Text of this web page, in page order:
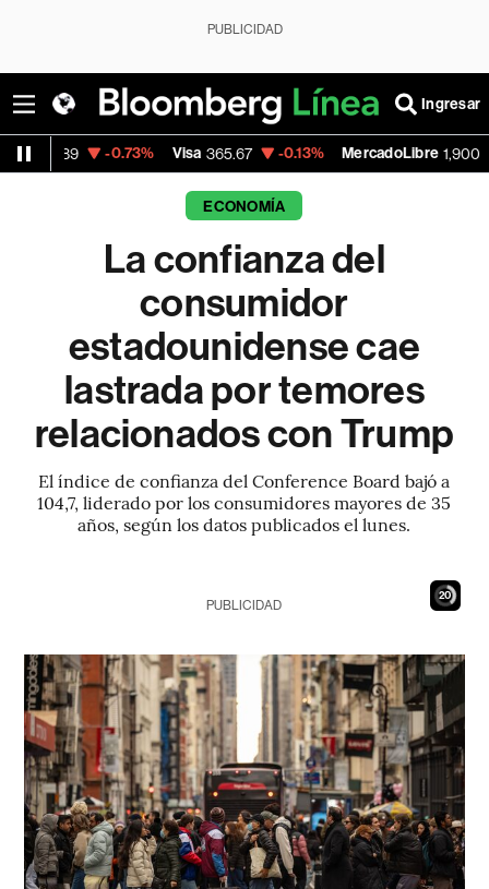
PUBLICIDAD
Ingresar
-0.73% Visa 365.67 -0.13% MercadoLibre 1,900.47 +1.11%
ECONOMÍA
La confianza del
consumidor
estadounidense cae
lastrada por temores
relacionados con Trump
El índice de confianza del Conference Board bajó a
104,7, liderado por los consumidores mayores de 35
años, según los datos publicados el lunes.
19
PUBLICIDAD